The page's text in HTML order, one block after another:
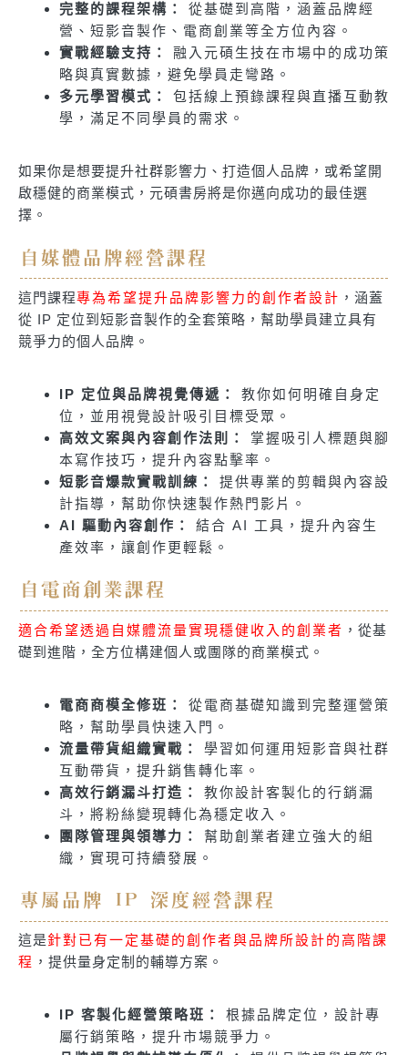
完整的課程架構：
從基礎到高階，涵蓋品牌經
營、短影音製作、電商創業等全方位內容。
實戰經驗支持：
融入元碩生技在市場中的成功策
略與真實數據，避免學員走彎路。
多元學習模式：
包括線上預錄課程與直播互動教
學，滿足不同學員的需求。
如果你是想要提升社群影響力、打造個人品牌，或希望開
啟穩健的商業模式，元碩書房將是你邁向成功的最佳選
擇。
自媒體品牌經營課程
這門課程專為希望提升品牌影響力的創作者設計 ，涵蓋
從 IP 定位到短影音製作的全套策略，幫助學員建立具有
競爭力的個人品牌。
IP 定位與品牌視覺傳遞：
教你如何明確自身定
位，並用視覺設計吸引目標受眾。
高效文案與內容創作法則：
掌握吸引人標題與腳
本寫作技巧，提升內容點擊率。
短影音爆款實戰訓練：
提供專業的剪輯與內容設
計指導，幫助你快速製作熱門影片。
AI 驅動內容創作：
結合 AI 工具，提升內容生
產效率，讓創作更輕鬆。
自電商創業課程
適合希望透過自媒體流量實現穩健收入的創業者 ，從基
礎到進階，全方位構建個人或團隊的商業模式。
電商商模全修班：
從電商基礎知識到完整運營策
略，幫助學員快速入門。
流量帶貨組織實戰：
學習如何運用短影音與社群
互動帶貨，提升銷售轉化率。
高效行銷漏斗打造：
教你設計客製化的行銷漏
斗，將粉絲變現轉化為穩定收入。
團隊管理與領導力：
幫助創業者建立強大的組
織，實現可持續發展。
專屬品牌 IP 深度經營課程
這是針對已有一定基礎的創作者與品牌所設計的高階課
程 ，提供量身定制的輔導方案。
IP 客製化經營策略班：
根據品牌定位，設計專
屬行銷策略，提升市場競爭力。